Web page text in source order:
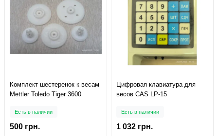
Комплект шестеренок к весам
Mettler Toledo Tiger 3600
Есть в наличии
500 грн.
Цифровая клавиатура для
весов CAS LP-15
Есть в наличии
1 032 грн.